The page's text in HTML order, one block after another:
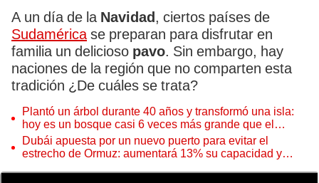
A un día de la Navidad, ciertos países de
Sudaméricase preparan para disfrutar en
familia un delicioso pavo. Sin embargo, hay
naciones de la región que no comparten esta
tradición ¿De cuáles se trata?
Plantó un árbol durante 40 años y transformó una isla:
hoy es un bosque casi 6 veces más grande que el
Parque de las Leyendas
Dubái apuesta por un nuevo puerto para evitar el
estrecho de Ormuz: aumentará 13% su capacidad y